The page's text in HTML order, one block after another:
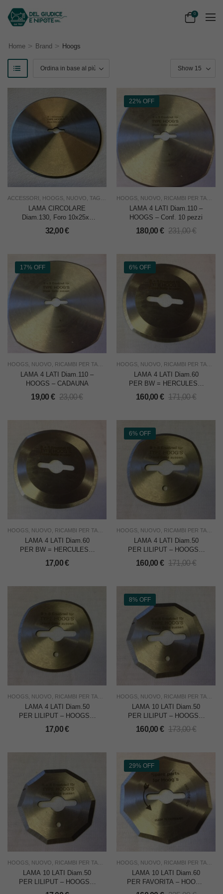
0
Home > Brand > Hoogs
ACCESSORI HOOGS NUOVO TAGLIO USO INDUSTRIA
LAMA CIRCOLARE
Diam.130, Foro 10x25x4
PER HOOG’S
32,00€
22% OFF
HOOGS NUOVO RICAMBI PER TAGLIERINE
LAMA 4 LATI Diam.110 –
HOOGS – Conf. 10 pezzi
180,00 € 231,00€
17% OFF
HOOGS NUOVO RICAMBI PER TAGLIERINE ,TAGLIO USO INDUSTRIA
LAMA 4 LATI Diam.110 –
HOOGS – CADAUNA
19,00 € 23,00€
6% OFF
HOOGS NUOVO RICAMBI PER TAGLIERINE
LAMA 4 LATI Diam.60
PER BW = HERCULES –
HOOGS – CONF. DA 10
PZ.
160,00 € 171,00€
HOOGS NUOVO RICAMBI PER TAGLIERINE ,TAGLIO USO INDUSTRIA
LAMA 4 LATI Diam.60
PER BW = HERCULES –
HOOGS – CADAUNA
17,00€
6% OFF
HOOGS NUOVO RICAMBI PER TAGLIERINE
LAMA 4 LATI Diam.50
PER LILIPUT – HOOGS –
CONF. DA 10 PZ.
160,00 € 171,00€
HOOGS NUOVO RICAMBI PER TAGLIERINE ,TAGLIO USO INDUSTRIA
LAMA 4 LATI Diam.50
PER LILIPUT – HOOGS –
CADAUNA
17,00€
8% OFF
HOOGS NUOVO RICAMBI PER TAGLIERINE
LAMA 10 LATI Diam.50
PER LILIPUT – HOOGS –
CONF. DA 10 PZ.
160,00 € 173,00€
HOOGS NUOVO RICAMBI PER TAGLIERINE ,TAGLIO USO INDUSTRIA
LAMA 10 LATI Diam.50
PER LILIPUT – HOOGS –
CADAUNA
29% OFF
HOOGS NUOVO RICAMBI PER TAGLIERINE
LAMA 10 LATI Diam.60
PER FAVORITA – HOOGS
– CONF. DA 10 PZ.